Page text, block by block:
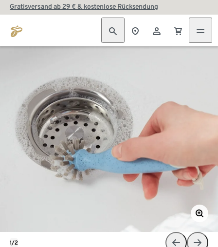
Gratisversand ab 29 € & kostenlose Rücksendung
1/2